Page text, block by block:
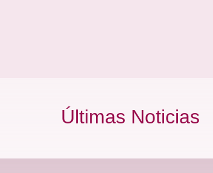
Últimas Noticias